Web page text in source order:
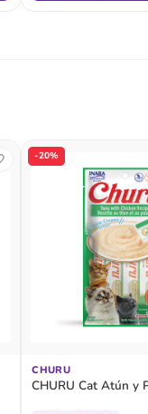
-20%
CHURU
CHURU Cat Atún y